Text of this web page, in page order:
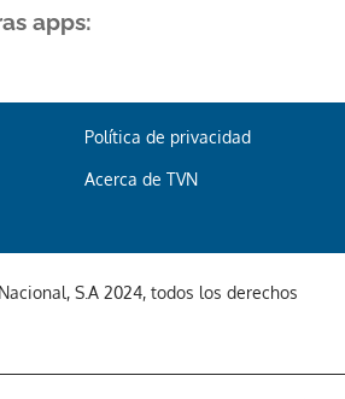
suscribirte a nuestro boletín.
ACEPTAR
apps:
Política de privacidad
Acerca de TVN
S.A 2024, todos los derechos